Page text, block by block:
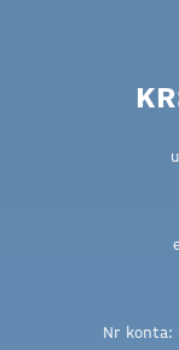
Nr konta: